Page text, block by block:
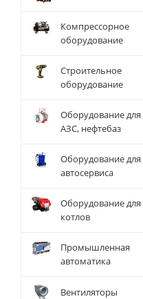
Компрессорное
оборудование
Строительное
оборудование
Оборудование для
АЗС, нефтебаз
Оборудование для
автосервиса
Оборудование для
котлов
Промышленная
автоматика
Вентиляторы